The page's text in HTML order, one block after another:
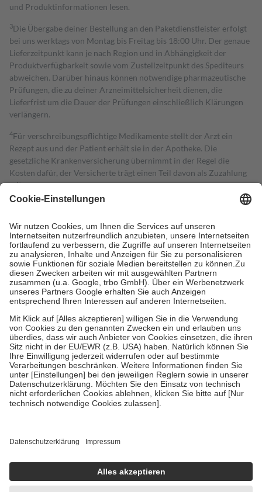
und Produktinformationen lesen.
3Die Übergabe deiner Bestellung an den Paketdienstleister erfolgt
bei uns werktags von Montag bis Freitag bis 18:00 Uhr. Der genaue
Lieferzeitpunkt kann je nach Region und in Abhängigkeit der
Produktverfügbarkeit sowie vom Zustellzeitpunkt des Spediteurs
abweichen. Darüber hinaus können notwendige pharmazeutische
Prüfungen, die zu deiner Arzneimittelsicherheit dienen, die
Lieferfrist um die Dauer der Prüfungen einschließlich Klärungen
verlängern.
4Für verschreibungspflichtige Medikamente stellt der Arzt ein
Rezept aus und der Patient erhält sie in der Apotheke. Die
gesetzliche Krankenversicherung übernimmt in der Regel die
Kosten dafür, der Versicherte trägt einen Teil davon als Zuzahlung
mit.
Grundsätzlich leisten Mitglieder Zuzahlungen in Höhe von zehn
höchstens zehn Euro.
Es sind jedoch nie mehr als die tatsächlichen
Kosten der Leistung zu entrichten.
Diese Regeln gelten grundsätzlich auch für Online-Apotheken.
Bei Heilmitteln und häuslicher Krankenpflege beträgt die
Zuzahlung zehn Prozent der Kosten sowie zehn Euro je
Verordnung.
Um das Engagement der Versicherten für ihre eigene Gesundheit zu
stärken und die besondere Stellung der Familie zu unterstützen,
fallenkeine Zuzahlungenan bei:
• Kindern und Jugendlichen bis zum vollendeten 18. Lebensjahr
mit Ausnahme der Fahrkosten
• Untersuchungen zur Vorsorge und Früherkennung, die von der
GKV getragen werden
• empfohlenen Schutzimpfungen
• Harn- und Blutteststreifen
getroffen, um sicherzustellen, dass es sich um echte Bewertungen
https://help.etrusted.com/hc/de/articles/4419944605341
Einige Bilder und Inhalte wurden unter Zuhilfenahme künstlicher